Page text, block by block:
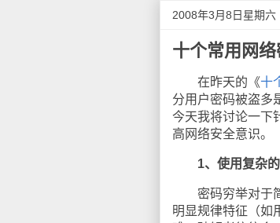
2008年3月8日星期六
十个常用网
在昨天的《十
分用户密码被盗多
今天我将讨论一下
高网络安全意识。
1、使用复杂
密码穷举对于简
明显规律特征（如